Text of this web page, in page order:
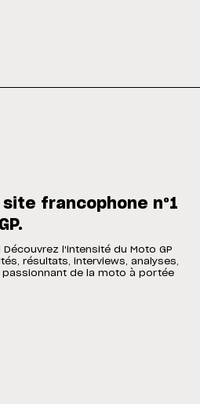
francophone n°1
Découvrez l'intensité du Moto GP
résultats, interviews, analyses,
de la moto à portée